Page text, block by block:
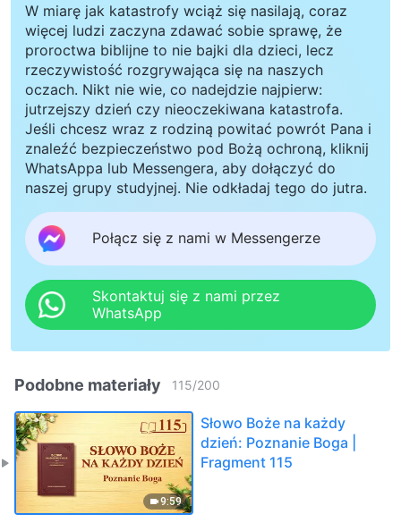
W miarę jak katastrofy wciąż się nasilają, coraz
więcej ludzi zaczyna zdawać sobie sprawę, że
proroctwa biblijne to nie bajki dla dzieci, lecz
rzeczywistość rozgrywająca się na naszych
oczach. Nikt nie wie, co nadejdzie najpierw:
jutrzejszy dzień czy nieoczekiwana katastrofa.
Jeśli chcesz wraz z rodziną powitać powrót Pana i
znaleźć bezpieczeństwo pod Bożą ochroną, kliknij
WhatsAppa lub Messengera, aby dołączyć do
naszej grupy studyjnej. Nie odkładaj tego do jutra.
Połącz się z nami w Messengerze
Skontaktuj się z nami przez
WhatsApp
Podobne materiały 115/200
9:59
Słowo Boże na każdy
dzień: Poznanie Boga |
Fragment 115